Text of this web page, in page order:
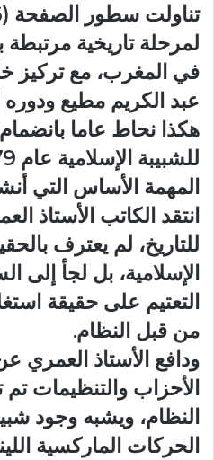
لمرحلة تاريخية مرتبطة
في المغرب، مع
عبد الكريم مطيع ودوره
هكذا نحاط عاما
المهمة الأساس التي
انتقد الكاتب الأستاذ
للتاريخ، لم يعترف
الإسلامية، بل لجأ
التعتيم على حقيقة
من قبل النظام.
ودافع الأستاذ العمري
الأحزاب والتنظيمات
النظام، ويشبه وجود
الحركات الماركسية